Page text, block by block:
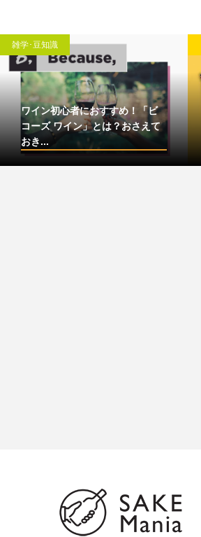
雑学･豆知識
ワイン初心者におすすめ！「ビ
コーズ ワイン」とは？おさえて
おき...